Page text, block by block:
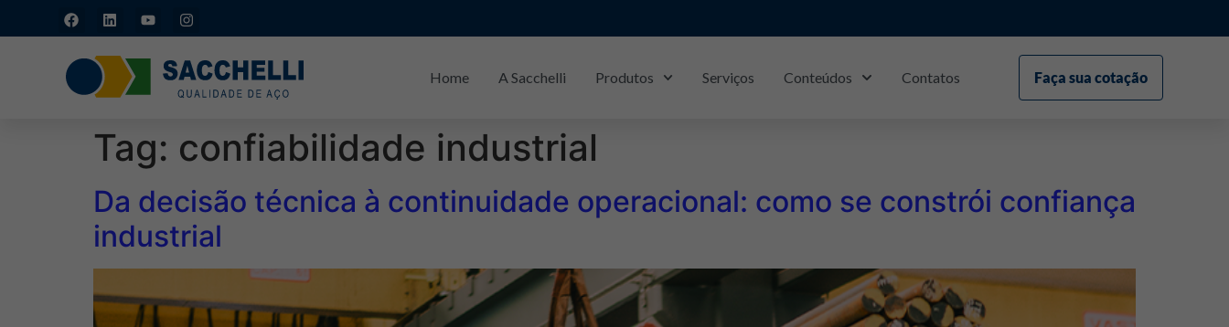
Home A Sacchelli Produtos Serviços Conteúdos Contatos Faça sua cotação
Tag: confiabilidade industrial
Da decisão técnica à continuidade operacional: como se constrói confiança
industrial